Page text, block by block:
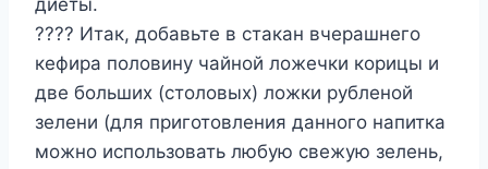
диеты.
???? Итак, добавьте в стакан вчерашнего
кефира половину чайной ложечки корицы и
две больших (столовых) ложки рубленой
зелени (для приготовления данного напитка
можно использовать любую свежую зелень,